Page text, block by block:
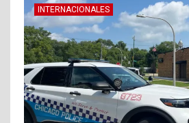
INTERNACIONALES